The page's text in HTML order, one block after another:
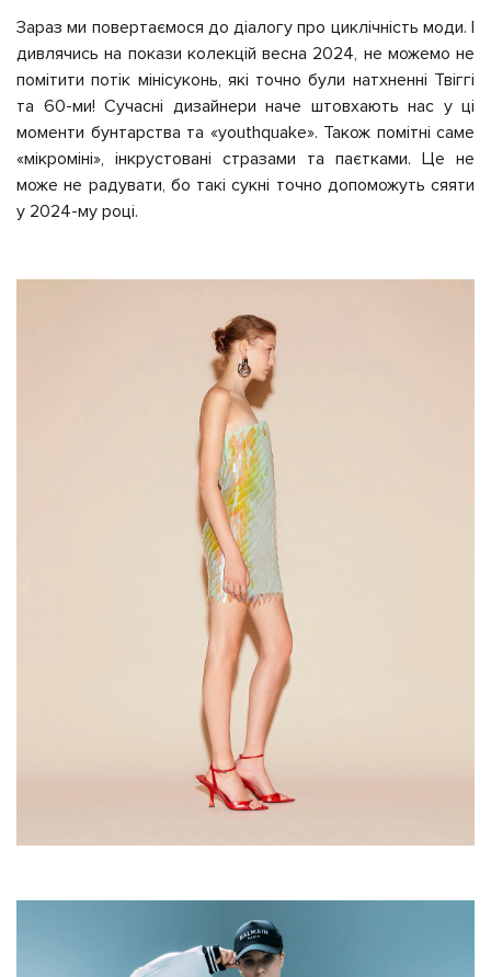
Зараз ми повертаємося до діалогу про циклічність моди. І
дивлячись на покази колекцій весна 2024, не можемо не
помітити потік мінісуконь, які точно були натхненні Твіггі
та 60-ми! Сучасні дизайнери наче штовхають нас у ці
моменти бунтарства та «youthquake». Також помітні саме
«мікроміні», інкрустовані стразами та паєтками. Це не
може не радувати, бо такі сукні точно допоможуть сяяти
у 2024-му році.